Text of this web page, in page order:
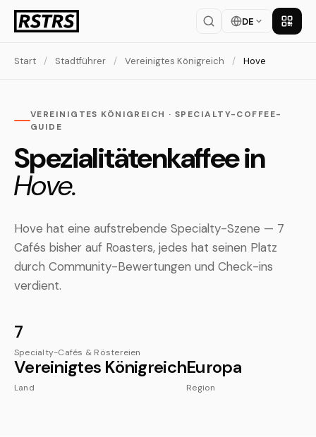
DE App
Start / Stadtführer / Vereinigtes Königreich / Hove
VEREINIGTES KÖNIGREICH · SPECIALTY-COFFEE-
GUIDE
Spezialitätenkaffee in
Hove.
Hove hat eine aufstrebende Specialty-Szene — 7
Cafés bisher auf Roasters, jedes hat seinen Platz
durch Community-Bewertungen und Check-ins
verdient.
7
Specialty-Cafés & Röstereien
Vereinigtes Königreich
Land
Europa
Region